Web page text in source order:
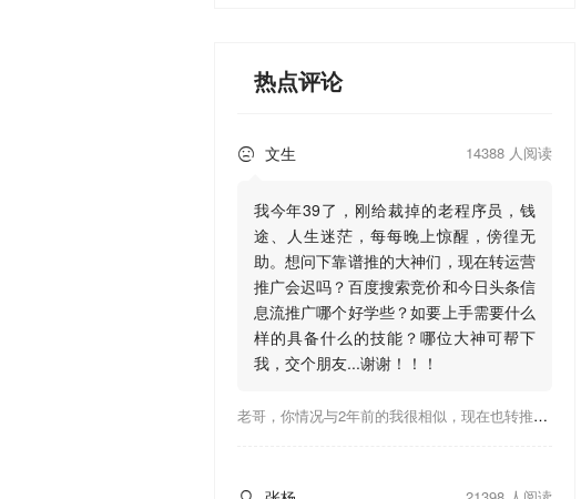
热点评论
 文生 14388 人阅读
我今年39了，刚给裁掉的老程序员，钱
途、人生迷茫，每每晚上惊醒，傍徨无
助。想问下靠谱推的大神们，现在转运营
推广会迟吗？百度搜索竞价和今日头条信
息流推广哪个好学些？如要上手需要什么
样的具备什么的技能？哪位大神可帮下
我，交个朋友...谢谢！！！
老哥，你情况与2年前的我很相似，现在也转推广，这行有钱景，你有基础上手会比较快，不必担心。至于学竞价还是信息流哪个好，我是信息流广告入手，现在迷上靠谱推关注大神们的营销推广干货。有空你也可多泡下这站，真能学到不少东西；希望可以帮到你！